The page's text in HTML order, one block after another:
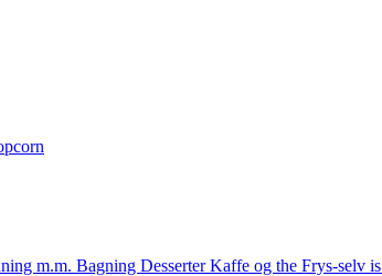
m.m. Bagning DesserterKaffe og the Frys-selv is